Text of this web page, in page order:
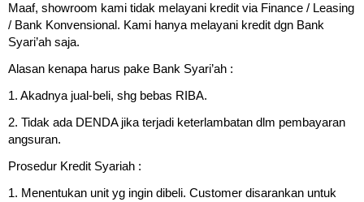
Maaf, showroom kami tidak melayani kredit via Finance / Leasing
/ Bank Konvensional. Kami hanya melayani kredit dgn Bank
Syari’ah saja.
Alasan kenapa harus pake Bank Syari’ah :
1. Akadnya jual-beli, shg bebas RIBA.
2. Tidak ada DENDA jika terjadi keterlambatan dlm pembayaran
angsuran.
Prosedur Kredit Syariah :
1. Menentukan unit yg ingin dibeli. Customer disarankan untuk